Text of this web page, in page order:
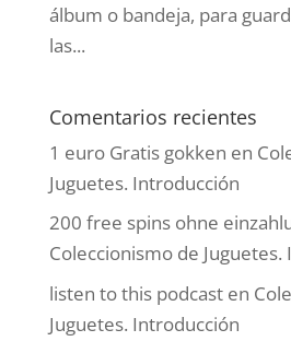
álbum o bandeja, para
las...
Comentarios recientes
1 euro Gratis gokken en
Juguetes. Introducción
200 free spins ohne
Coleccionismo de
listen to this podcasten
Juguetes. Introducción